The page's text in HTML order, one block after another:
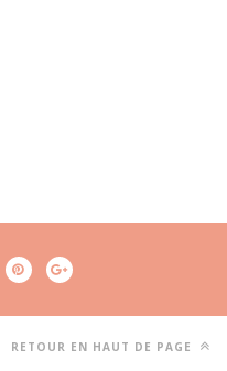
RETOUR EN HAUT DE PAGE